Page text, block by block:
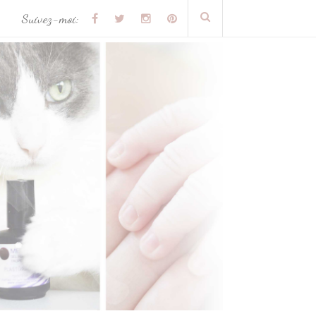
Suivez-moi: